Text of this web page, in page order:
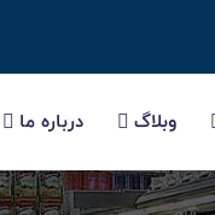
وبلاگ درباره ما